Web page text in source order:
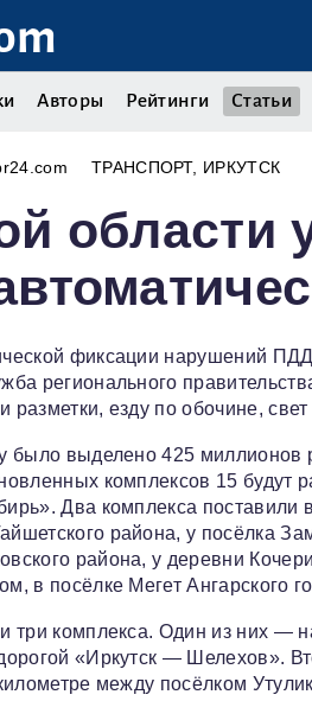
Авторы Рейтинги Статьи
ТРАНСПОРТ ИРКУТСК
области
фиксации нарушений
регионального
разметки, езду по обочине,
было выделено 425 миллионов
комплексов 15 будут
Два комплекса
района, у посёлка
района, у деревни
в посёлке Мегет Ангарского
три комплекса. Один из них —
«Иркутск — Шелехов».
между посёлком